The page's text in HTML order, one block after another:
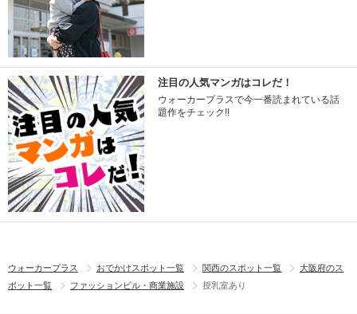
注目の人気マンガはコレだ！
ウォーカープラスで今一番読まれている話
題作をチェック!!
ウォーカープラス おでかけスポット一覧 関西のスポット一覧
大阪府のス
ポット一覧
ファッションビル・商業施設 授乳室あり